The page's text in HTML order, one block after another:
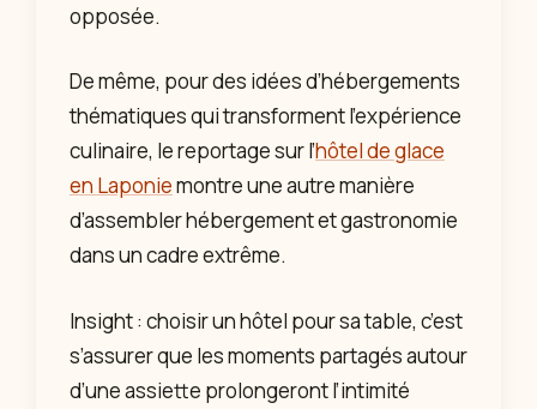
opposée.
De même, pour des idées d’hébergements
thématiques qui transforment l’expérience
culinaire, le reportage sur l’hôtel de glace
en Laponiemontre une autre manière
d’assembler hébergement et gastronomie
dans un cadre extrême.
Insight : choisir un hôtel pour sa table, c’est
s’assurer que les moments partagés autour
d’une assiette prolongeront l’intimité